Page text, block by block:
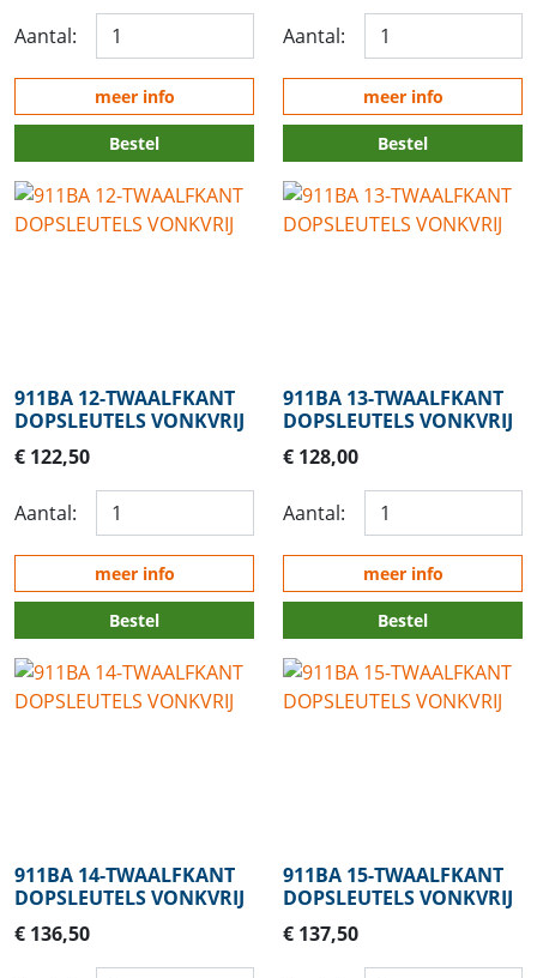
Aantal:
meer info
Bestel
Aantal:
meer info
Bestel
911BA 12-TWAALFKANT
DOPSLEUTELS VONKVRIJ
€ 122,50
Aantal:
meer info
Bestel
911BA 13-TWAALFKANT
DOPSLEUTELS VONKVRIJ
€ 128,00
Aantal:
meer info
Bestel
911BA 14-TWAALFKANT
DOPSLEUTELS VONKVRIJ
€ 136,50
911BA 15-TWAALFKANT
DOPSLEUTELS VONKVRIJ
€ 137,50